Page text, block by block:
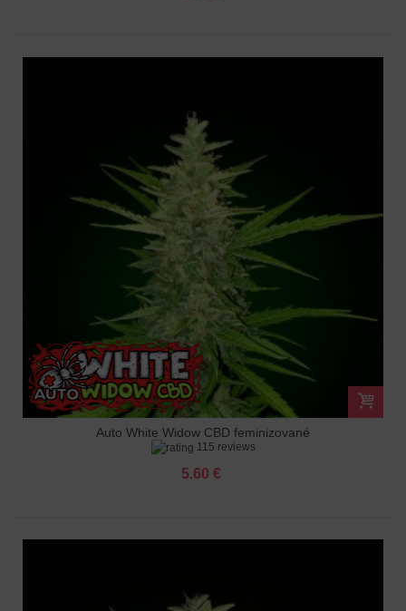
Auto White Widow CBD feminizované
115 reviews
5.60 €